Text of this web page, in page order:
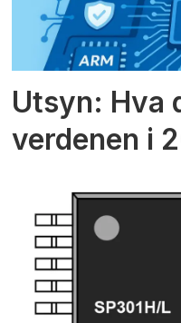
Utsyn: Hva
verdenen i